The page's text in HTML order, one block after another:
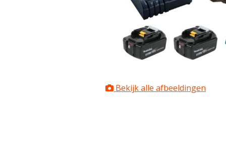
Bekijk alle afbeeldingen